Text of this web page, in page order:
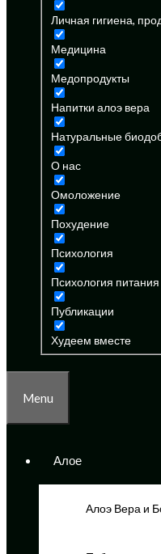
Личная гигиена,
Медицина
Медопродукты
Напитки алоэ вера
Натуральные
О нас
Омоложение
Похудение
Психология
Психология питания
Публикации
Худеем вместе
Menu
Алое
Алоэ Вера и